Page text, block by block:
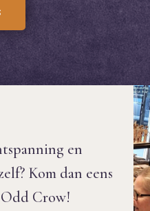
en
Kom dan eens
Crow!